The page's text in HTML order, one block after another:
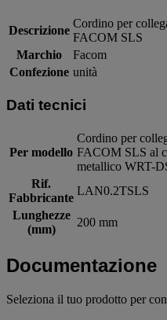
Descrizione
Cordino per
FACOM SLS
Marchio
Facom
Confezione unità
Dati tecnici
Per modello
Cordino per
FACOM SLS al
metallico WRT-
Rif.
Fabbricante
LAN0.2TSLS
Lunghezze
(mm)
200 mm
Documentazione
Seleziona il tuo prodotto per